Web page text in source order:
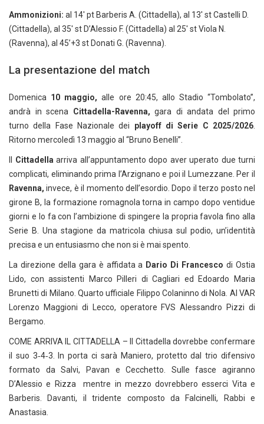
Ammonizioni: al 14′ pt Barberis A. (Cittadella), al 13′ st Castelli D.
(Cittadella), al 35′ st D’Alessio F. (Cittadella) al 25′ st Viola N.
(Ravenna), al 45’+3 st Donati G. (Ravenna).
La presentazione del match
Domenica 10 maggio, alle ore 20:45, allo Stadio “Tombolato”,
andrà in scena Cittadella-Ravenna, gara di andata del primo
turno della Fase Nazionale dei playoff di Serie C 2025/2026
Ritorno mercoledì 13 maggio al “Bruno Benelli”.
Cittadella arriva all’appuntamento dopo aver uperato due turni
complicati, eliminando prima l’Arzignano e poi il Lumezzane. Per il
Ravenna, invece, è il momento dell’esordio. Dopo il terzo posto nel
girone B, la formazione romagnola torna in campo dopo ventidue
giorni e lo fa con l’ambizione di spingere la propria favola fino alla
Serie B. Una stagione da matricola chiusa sul podio, un’identità
precisa e un entusiasmo che non si è mai spento.
La direzione della gara è affidata a Dario Di Francesco di Ostia
Lido, con assistenti Marco Pilleri di Cagliari ed Edoardo Maria
Brunetti di Milano. Quarto ufficiale Filippo Colaninno di Nola. Al VAR
Lorenzo Maggioni di Lecco, operatore FVS Alessandro Pizzi di
Bergamo.
COME ARRIVA IL CITTADELLA – Il Cittadella dovrebbe confermare
il suo 3‑4‑3. In porta ci sarà Maniero, protetto dal trio difensivo
formato da Salvi, Pavan e Cecchetto. Sulle fasce agiranno
D’Alessio e Rizza mentre in mezzo dovrebbero esserci Vita e
Barberis. Davanti, il tridente composto da Falcinelli, Rabbi e
Anastasia.